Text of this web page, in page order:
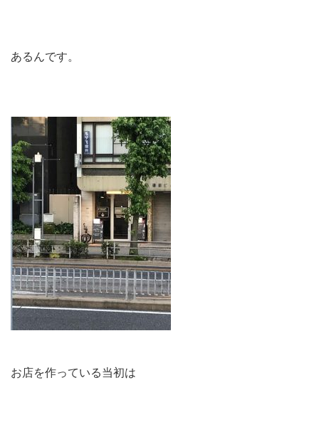
あるんです。
お店を作っている当初は